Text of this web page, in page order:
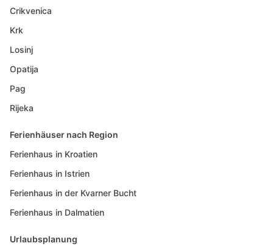
Crikvenica
Krk
Losinj
Opatija
Pag
Rijeka
Ferienhäuser nach Region
Ferienhaus in Kroatien
Ferienhaus in Istrien
Ferienhaus in der Kvarner Bucht
Ferienhaus in Dalmatien
Urlaubsplanung